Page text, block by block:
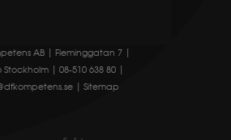
AB | Fleminggatan 7 |
Stockholm | 08-510 638 80 |
| Sitemap